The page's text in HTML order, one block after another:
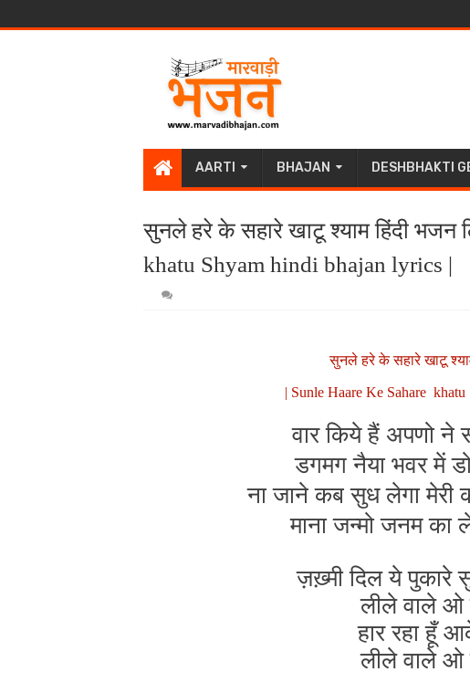
AARTI BHAJAN DESHBHAKTI
सुनले हरे के सहारे खाटू श्याम हिंदी भजन
khatu Shyam hindi bhajan lyrics |
सुनले हरे के सहारे खाटू
| Sunle Haare Ke Sahare
वार किये हैं अपणो ने
डगमग नैया भवर में
ना जाने कब सुध लेगा
माना जन्मो जनम
ज़ख़्मी दिल ये पुकारे
लीले वाले ओ
हार रहा हूँ
लीले वाले ओ